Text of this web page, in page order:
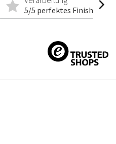
5/5 perfektes Finish